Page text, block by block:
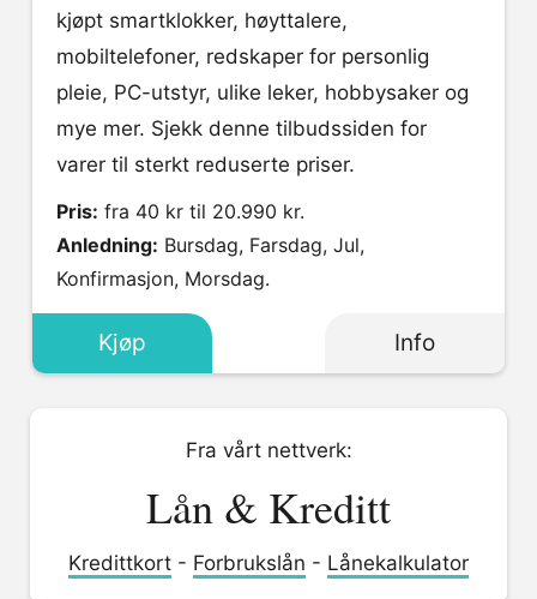
kjøpt smartklokker, høyttalere,
mobiltelefoner, redskaper for personlig
pleie, PC-utstyr, ulike leker, hobbysaker og
mye mer. Sjekk denne tilbudssiden for
varer til sterkt reduserte priser.
Pris: fra 40 kr til 20.990 kr.
Anledning: Bursdag, Farsdag, Jul,
Konfirmasjon, Morsdag.
Info
Kjøp
Fra vårt nettverk:
Lån & Kreditt
Kredittkort - Forbrukslån - Lånekalkulator